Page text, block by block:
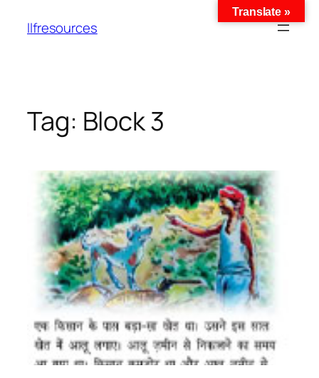
llfresources
Tag: Block 3
Translate »